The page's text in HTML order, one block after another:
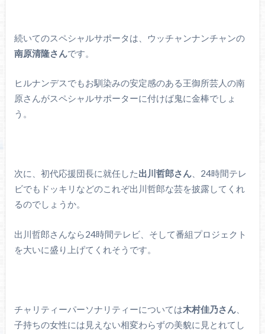
続いてのスペシャルサポータは、ウッチャンナンチャンの
南原清隆さんです。
ヒルナンデスでもお馴染みの安定感のある王御所芸人の南
原さんがスペシャルサポーターに付けば鬼に金棒でしょ
う。
次に、初代応援団長に就任した出川哲郎さん、24時間テレ
ビでもドッキリなどのこれぞ出川哲郎な芸を披露してくれ
るのでしょうか。
出川哲郎さんなら24時間テレビ、そして番組プロジェクト
を大いに盛り上げてくれそうです。
チャリティーパーソナリティーについては木村佳乃さん、
子持ちの女性には見えない相変わらずの美貌に見とれてし